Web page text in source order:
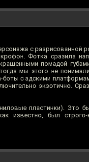
с разрисованной
Фотка сразила
помадой
мы этого не
боты с адскими
экзотично.
пластинки). Это
известно, был